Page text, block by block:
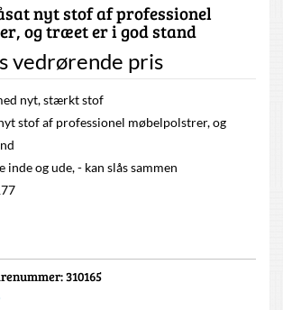
nyt stof af professionel
og træet er i god stand
vedrørende pris
nyt, stærkt stof
stof af professionel møbelpolstrer, og
inde og ude, - kan slås sammen
: 310165